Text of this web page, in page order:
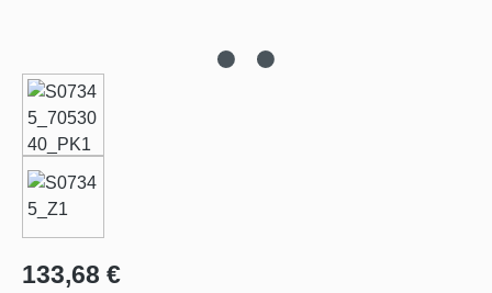
Regulärer Preis:
133,68 €